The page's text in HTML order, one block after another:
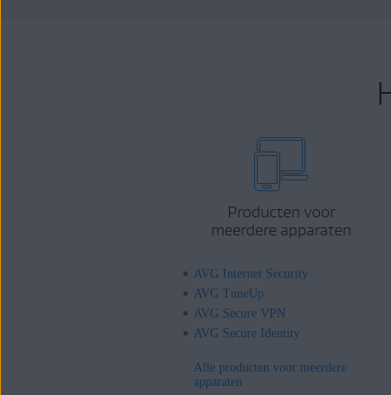
Producten voor
meerdere apparaten
AVG Internet Security
AVG TuneUp
AVG Secure VPN
AVG Secure Identity
Alle producten voor meerdere
apparaten